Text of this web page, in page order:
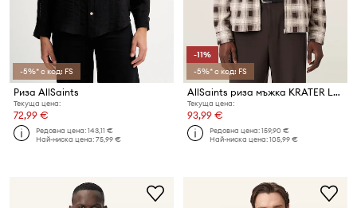
-5%* с код: FS
Риза AllSaints
Текуща цена:
72,99 €
Редовна цена:143,11 €
Най-ниска цена:75,99 €
-11%
-5%* с код: FS
AllSaints риза мъжка KRATER LS SHIRT
Текуща цена:
93,99 €
Редовна цена:159,90 €
Най-ниска цена:105,99 €